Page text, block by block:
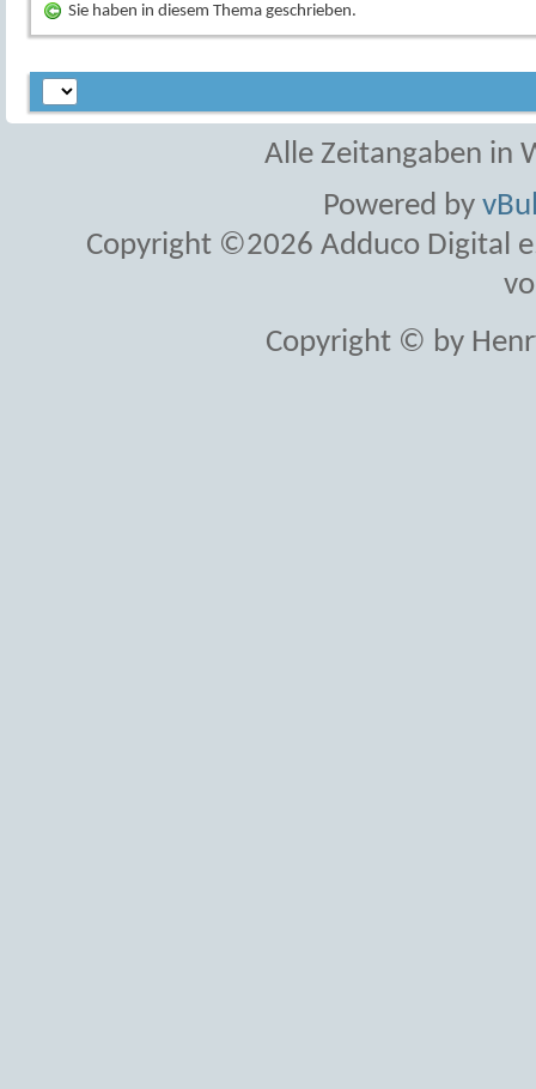
Sie haben in diesem Thema geschrieben.
Alle Zeitangaben in
Powered by
Copyright ©2026 Adduco Digital
Copyright © by